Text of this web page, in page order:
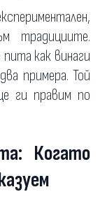
традициите.
как винаги
примера. Той
ги правим по
Когато